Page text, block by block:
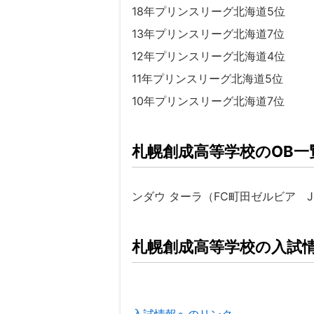
18年プリンスリーグ北海道5位
13年プリンスリーグ北海道7位
12年プリンスリーグ北海道4位
11年プリンスリーグ北海道5位
10年プリンスリーグ北海道7位
札幌創成高等学校のOB一
ンダウ ターラ（FC町田ゼルビア
札幌創成高等学校の入試